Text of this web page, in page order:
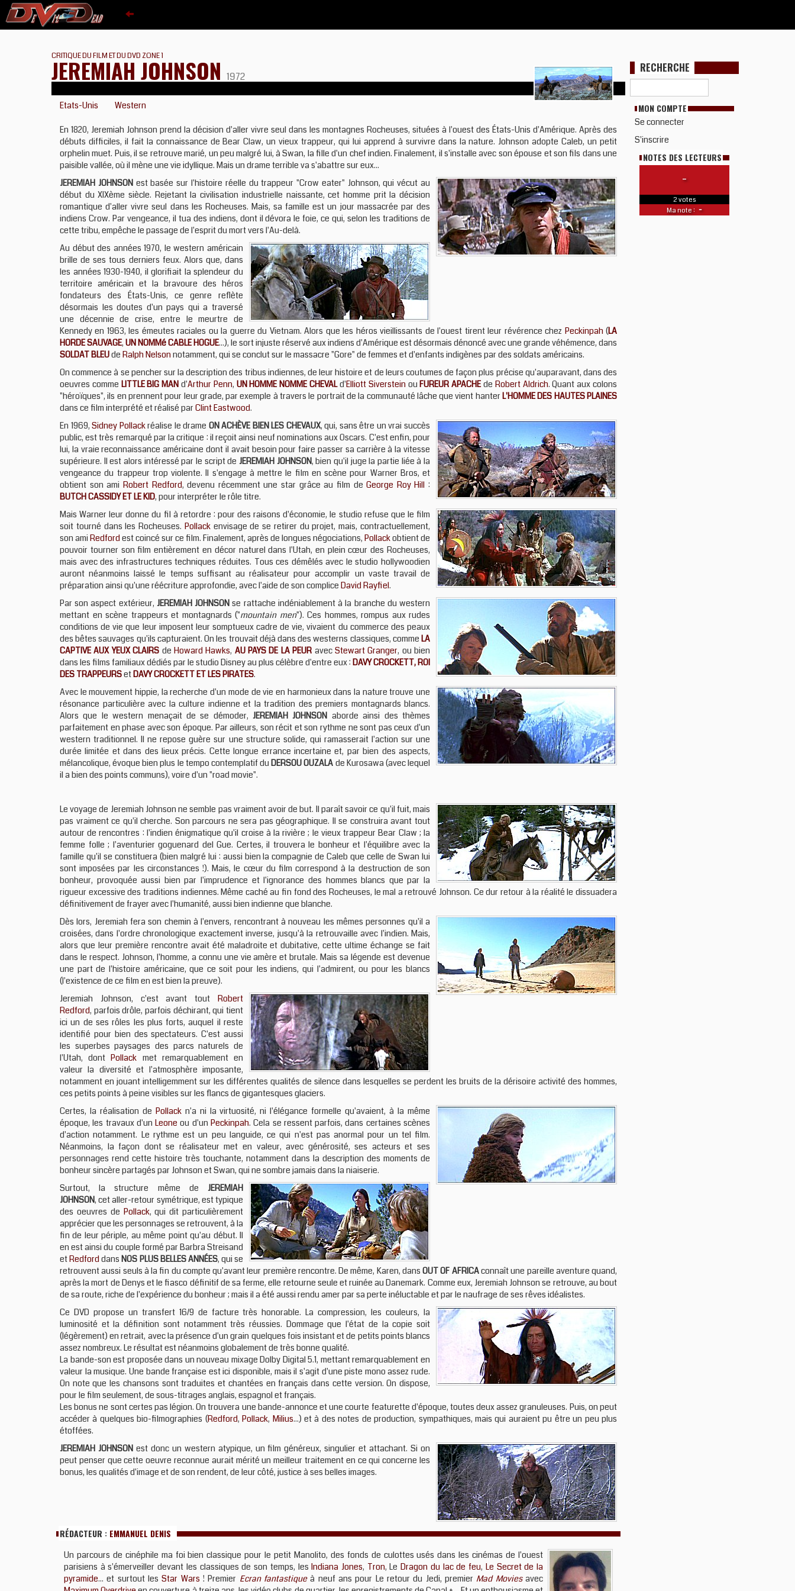
CRITIQUE DU FILM ET DU DVD ZONE 1
JEREMIAH JOHNSON 1972
Etats-Unis Western
En 1820, Jeremiah Johnson prend la décision d'aller vivre seul dans les montagnes Rocheuses, situées à l'ouest des États-Unis d'Amérique. Après des
débuts difficiles, il fait la connaissance de Bear Claw, un vieux trappeur, qui lui apprend à survivre dans la nature. Johnson adopte Caleb, un petit
orphelin muet. Puis, il se retrouve marié, un peu malgré lui, à Swan, la fille d'un chef indien. Finalement, il s'installe avec son épouse et son fils dans une
paisible vallée, où il mène une vie idyllique. Mais un drame terrible va s'abattre sur eux...
JEREMIAH JOHNSONest basée sur l'histoire réelle du trappeur "Crow eater" Johnson, qui vécut au
début du XIXème siècle. Rejetant la civilisation industrielle naissante, cet homme prit la décision
romantique d'aller vivre seul dans les Rocheuses. Mais, sa famille est un jour massacrée par des
indiens Crow. Par vengeance, il tua des indiens, dont il dévora le foie, ce qui, selon les traditions de
cette tribu, empêche le passage de l'esprit du mort vers l'Au-delà.
Au début des années 1970, le western américain
brille de ses tous derniers feux. Alors que, dans
les années 1930-1940, il glorifiait la splendeur du
territoire américain et la bravoure des héros
fondateurs des États-Unis, ce genre reflète
désormais les doutes d'un pays qui a traversé
une décennie de crise, entre le meurtre de
Kennedy en 1963, les émeutes raciales ou la guerre du Vietnam. Alors que les héros vieillissants de l'ouest tirent leur révérence chez Peckinpah (LA
HORDE SAUVAGE, UN NOMMé CABLE HOGUE...), le sort injuste réservé aux indiens d'Amérique est désormais dénoncé avec une grande véhémence, dans
SOLDAT BLEUde Ralph Nelson notamment, qui se conclut sur le massacre "Gore" de femmes et d'enfants indigènes par des soldats américains.
On commence à se pencher sur la description des tribus indiennes, de leur histoire et de leurs coutumes de façon plus précise qu'auparavant, dans des
oeuvres comme LITTLE BIG MAN d'Arthur Penn, UN HOMME NOMME CHEVALd'Elliott Siverstein ouFUREUR APACHEde Robert Aldrich. Quant aux colons
"héroïques", ils en prennent pour leur grade, par exemple à travers le portrait de la communauté lâche que vient hanterL'HOMME DES HAUTES PLAINES
dans ce film interprété et réalisé par Clint Eastwood.
En 1969,Sidney Pollackréalise le drame ON ACHÈVE BIEN LES CHEVAUX, qui, sans être un vrai succès
public, est très remarqué par la critique : il reçoit ainsi neuf nominations aux Oscars. C'est enfin, pour
lui, la vraie reconnaissance américaine dont il avait besoin pour faire passer sa carrière à la vitesse
supérieure. Il est alors intéressé par le script de JEREMIAH JOHNSON, bien qu'il juge la partie liée à la
vengeance du trappeur trop violente. Il s'engage à mettre le film en scène pour Warner Bros, et
obtient son ami Robert Redford, devenu récemment une star grâce au film deGeorge Roy Hill :
BUTCH CASSIDY ET LE KID, pour interpréter le rôle titre.
Mais Warner leur donne du fil à retordre : pour des raisons d'économie, le studio refuse que le film
soit tourné dans les Rocheuses. Pollackenvisage de se retirer du projet, mais, contractuellement,
son ami Redford est coincé sur ce film. Finalement, après de longues négociations, Pollackobtient de
pouvoir tourner son film entièrement en décor naturel dans l'Utah, en plein cœur des Rocheuses,
mais avec des infrastructures techniques réduites. Tous ces démêlés avec le studio hollywoodien
auront néanmoins laissé le temps suffisant au réalisateur pour accomplir un vaste travail de
préparation ainsi qu'une réécriture approfondie, avec l'aide de son complice David Rayfiel.
Par son aspect extérieur, JEREMIAH JOHNSON se rattache indéniablement à la branche du western
mettant en scène trappeurs et montagnards ("mountain men"). Ces hommes, rompus aux rudes
conditions de vie que leur imposent leur somptueux cadre de vie, vivaient du commerce des peaux
des bêtes sauvages qu'ils capturaient. On les trouvait déjà dans des westerns classiques, comme LA
CAPTIVE AUX YEUX CLAIRS de Howard Hawks, AU PAYS DE LA PEUR avec Stewart Granger, ou bien
dans les films familiaux dédiés par le studio Disney au plus célèbre d'entre eux : DAVY CROCKETT, ROI
DES TRAPPEURSetDAVY CROCKETT ET LES PIRATES.
Avec le mouvement hippie, la recherche d'un mode de vie en harmonieux dans la nature trouve une
résonance particulière avec la culture indienne et la tradition des premiers montagnards blancs.
Alors que le western menaçait de se démoder,JEREMIAH JOHNSON aborde ainsi des thèmes
parfaitement en phase avec son époque. Par ailleurs, son récit et son rythme ne sont pas ceux d'un
western traditionnel. Il ne repose guère sur une structure solide, qui ramasserait l'action sur une
durée limitée et dans des lieux précis. Cette longue errance incertaine et, par bien des aspects,
mélancolique, évoque bien plus le tempo contemplatif duDERSOU OUZALA de Kurosawa (avec lequel
il a bien des points communs), voire d'un "road movie".
Le voyage de Jeremiah Johnson ne semble pas vraiment avoir de but. Il paraît savoir ce qu'il fuit, mais
pas vraiment ce qu'il cherche. Son parcours ne sera pas géographique. Il se construira avant tout
autour de rencontres : l'indien énigmatique qu'il croise à la rivière ; le vieux trappeur Bear Claw ; la
femme folle ; l'aventurier goguenard del Gue. Certes, il trouvera le bonheur et l'équilibre avec la
famille qu'il se constituera (bien malgré lui : aussi bien la compagnie de Caleb que celle de Swan lui
sont imposées par les circonstances !). Mais, le cœur du film correspond à la destruction de son
bonheur, provoquée aussi bien par l'imprudence et l'ignorance des hommes blancs que par la
rigueur excessive des traditions indiennes. Même caché au fin fond des Rocheuses, le mal a retrouvé Johnson. Ce dur retour à la réalité le dissuadera
définitivement de frayer avec l'humanité, aussi bien indienne que blanche.
Dès lors, Jeremiah fera son chemin à l'envers, rencontrant à nouveau les mêmes personnes qu'il a
croisées, dans l'ordre chronologique exactement inverse, jusqu'à la retrouvaille avec l'indien. Mais,
alors que leur première rencontre avait été maladroite et dubitative, cette ultime échange se fait
dans le respect. Johnson, l'homme, a connu une vie amère et brutale. Mais sa légende est devenue
une part de l'histoire américaine, que ce soit pour les indiens, qui l'admirent, ou pour les blancs
(l'existence de ce film en est bien la preuve).
Jeremiah Johnson, c'est avant tout Robert
Redford, parfois drôle, parfois déchirant, qui tient
ici un de ses rôles les plus forts, auquel il reste
identifié pour bien des spectateurs. C'est aussi
les superbes paysages des parcs naturels de
l'Utah, dontPollack met remarquablement en
valeur la diversité et l'atmosphère imposante,
notamment en jouant intelligemment sur les différentes qualités de silence dans lesquelles se perdent les bruits de la dérisoire activité des hommes,
ces petits points à peine visibles sur les flancs de gigantesques glaciers.
Certes, la réalisation de Pollackn'a ni la virtuosité, ni l'élégance formelle qu'avaient, à la même
époque, les travaux d'unLeone ou d'unPeckinpah. Cela se ressent parfois, dans certaines scènes
d'action notamment. Le rythme est un peu languide, ce qui n'est pas anormal pour un tel film.
Néanmoins, la façon dont se réalisateur met en valeur, avec générosité, ses acteurs et ses
personnages rend cette histoire très touchante, notamment dans la description des moments de
bonheur sincère partagés par Johnson et Swan, qui ne sombre jamais dans la niaiserie.
Surtout, la structure même de JEREMIAH
JOHNSON, cet aller-retour symétrique, est typique
des oeuvres de Pollack, qui dit particulièrement
apprécier que les personnages se retrouvent, à la
fin de leur périple, au même point qu'au début. Il
en est ainsi du couple formé par Barbra Streisand
etRedford dansNOS PLUS BELLES ANNÉES, qui se
retrouvent aussi seuls à la fin du compte qu'avant leur première rencontre. De même, Karen, dansOUT OF AFRICAconnaît une pareille aventure quand,
après la mort de Denys et le fiasco définitif de sa ferme, elle retourne seule et ruinée au Danemark. Comme eux, Jeremiah Johnson se retrouve, au bout
de sa route, riche de l'expérience du bonheur ; mais il a été aussi rendu amer par sa perte inéluctable et par le naufrage de ses rêves idéalistes.
Ce DVD propose un transfert 16/9 de facture très honorable. La compression, les couleurs, la
luminosité et la définition sont notamment très réussies. Dommage que l'état de la copie soit
(légèrement) en retrait, avec la présence d'un grain quelques fois insistant et de petits points blancs
assez nombreux. Le résultat est néanmoins globalement de très bonne qualité.
La bande-son est proposée dans un nouveau mixage Dolby Digital 5.1, mettant remarquablement en
valeur la musique. Une bande française est ici disponible, mais il s'agit d'une piste mono assez rude.
On note que les chansons sont traduites et chantées en français dans cette version. On dispose,
pour le film seulement, de sous-titrages anglais, espagnol et français.
Les bonus ne sont certes pas légion. On trouvera une bande-annonce et une courte featurette d'époque, toutes deux assez granuleuses. Puis, on peut
accéder à quelques bio-filmographies (Redford,Pollack, Milius...) et à des notes de production, sympathiques, mais qui auraient pu être un peu plus
étoffées.
JEREMIAH JOHNSONest donc un western atypique, un film généreux, singulier et attachant. Si on
peut penser que cette oeuvre reconnue aurait mérité un meilleur traitement en ce qui concerne les
bonus, les qualités d'image et de son rendent, de leur côté, justice à ses belles images.
RÉDACTEUR : EMMANUEL DENIS
Un parcours de cinéphile ma foi bien classique pour le petit Manolito, des fonds de culottes usés dans les cinémas de l'ouest
parisiens à s'émerveiller devant les classiques de son temps, lesIndiana Jones, Tron, LeDragon du lac de feu, Le Secret de la
pyramide... et surtout lesStar Wars ! Premier Ecran fantastiqueà neuf ans pour Le retour du Jedi, premier Mad Moviesavec
RECHERCHE
MON COMPTE
Se connecter
S'inscrire
NOTES DES LECTEURS
-
2 votes
Ma note : -